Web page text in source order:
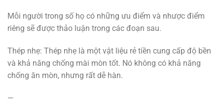
Mỗi người trong số họ có những ưu điểm và nhược điểm
riêng sẽ được thảo luận trong các đoạn sau.
Thép nhẹ: Thép nhẹ là một vật liệu rẻ tiền cung cấp độ bền
và khả năng chống mài mòn tốt. Nó không có khả năng
chống ăn mòn, nhưng rất dễ hàn.
—